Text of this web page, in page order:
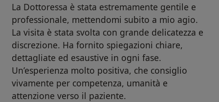
La Dottoressa è stata estremamente gentile e
professionale, mettendomi subito a mio agio.
La visita è stata svolta con grande delicatezza e
discrezione. Ha fornito spiegazioni chiare,
dettagliate ed esaustive in ogni fase.
Un’esperienza molto positiva, che consiglio
vivamente per competenza, umanità e
attenzione verso il paziente.